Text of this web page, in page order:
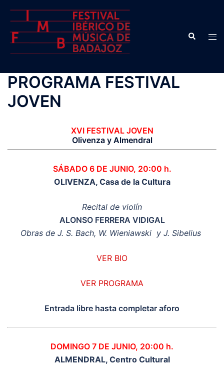
contenido
Buscar
PROGRAMA FESTIVAL
JOVEN
XVI FESTIVAL JOVEN
Olivenza y Almendral
SÁBADO 6 DE JUNIO, 20:00 h.
OLIVENZA, Casa de la Cultura
Recital de violín
ALONSO FERRERA VIDIGAL
Obras de J. S. Bach, W. Wieniawski y J. Sibelius
VER BIO
VER PROGRAMA
Entrada libre hasta completar aforo
DOMINGO 7 DE JUNIO, 20:00 h.
ALMENDRAL, Centro Cultural